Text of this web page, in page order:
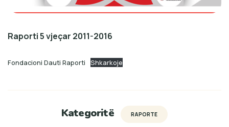
Raporti 5 vjeçar 2011-2016
Fondacioni Dauti Raporti Shkarkoje
Kategoritë RAPORTE